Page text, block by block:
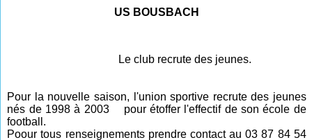
US BOUSBACH
Le club recrute des jeunes.
Pour la nouvelle saison, l'union sportive recrute des jeunes
nés de 1998 à 2003 pour étoffer l'effectif de son école de
football.
Poour tous renseignements prendre contact au 03 87 84 54